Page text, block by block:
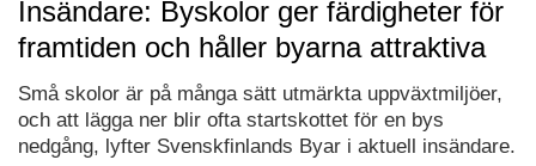
Insändare: Byskolor ger färdigheter för
framtiden och håller byarna attraktiva
Små skolor är på många sätt utmärkta uppväxtmiljöer,
och att lägga ner blir ofta startskottet för en bys
nedgång, lyfter Svenskfinlands Byar i aktuell insändare.